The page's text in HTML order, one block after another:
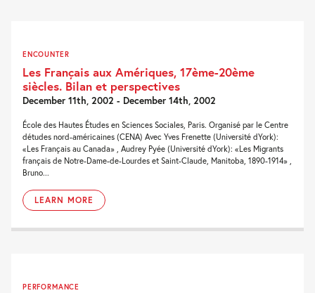
ENCOUNTER
Les Français aux Amériques, 17ème-20ème
siècles. Bilan et perspectives
December 11th, 2002 - December 14th, 2002
École des Hautes Études en Sciences Sociales, Paris. Organisé par le Centre
détudes nord-américaines (CENA) Avec Yves Frenette (Université dYork):
«Les Français au Canada» , Audrey Pyée (Université dYork): «Les Migrants
français de Notre-Dame-de-Lourdes et Saint-Claude, Manitoba, 1890-1914» ,
Bruno...
LEARN MORE
PERFORMANCE